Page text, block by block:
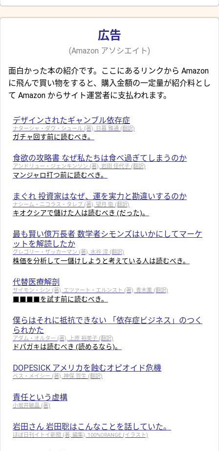
広告
(Amazon アソシエイト)
面白かった本の紹介です。ここにあるリンクから Amazon
に飛んで買い物をすると、購入金額の一定量が紹介料とし
て Amazon からサイト運営者に支払われます。
デザインされたギャンブル依存症
ナターシャ・ダウ・シュール (著), 日暮 雅通 (翻訳)
ガチャ回す前に読むべき。
食欲の攻略書 なぜ私たちは食べ過ぎてしまうのか
アンドリュー・ジェンキンソン (著), 岩田 佳代子 (翻訳)
マンジャロ打つ前に読むべき。
まぐれ 投資家はなぜ、運を実力と勘違いするのか
ナシーム・ニコラス・タレブ (著), 望月 衛 (翻訳)
キオクシアで儲けた人は読むべき (だった)。
最も賢い億万長者 数学者シモンズはいかにしてマーケ
ットを解読したか
グレゴリー・ザッカーマン (著), 水谷 淳 (翻訳)
株価を分析して一儲けしようと考えている人は読むべき。
代替医療解剖
サイモン・シン (著), エツァート・エルンスト (著), 青木薫 (翻訳)
■■■■を試す前に読むべき。
僕らはそれに抵抗できない 「依存症ビジネス」のつく
られかた
アダム・オルター (著), 上原 裕美子 (翻訳)
ドパガキは読むべき (読めるなら)。
DOPESICK アメリカを蝕むオピオイド危機
ベス・メイシー (著), 神保 哲生 (翻訳)
責任という虚構
小坂井敏晶 (著)
岩田さん 岩田聡はこんなことを話していた。
ほぼ日刊イトイ新聞 (著, 編集), 100%ORANGE (イラスト)